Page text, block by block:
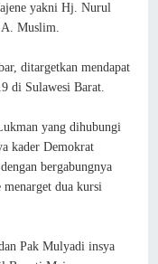
yakni Hj. Nurul
A. Muslim.
ditargetkan mendapat
di Sulawesi Barat.
yang dihubungi
kader Demokrat
bergabungnya
dua kursi
Pak Mulyadi insya